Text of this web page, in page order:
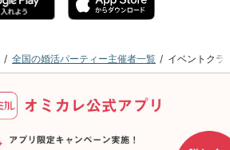
全国の婚活パーティー主催者一覧 イベントクラ